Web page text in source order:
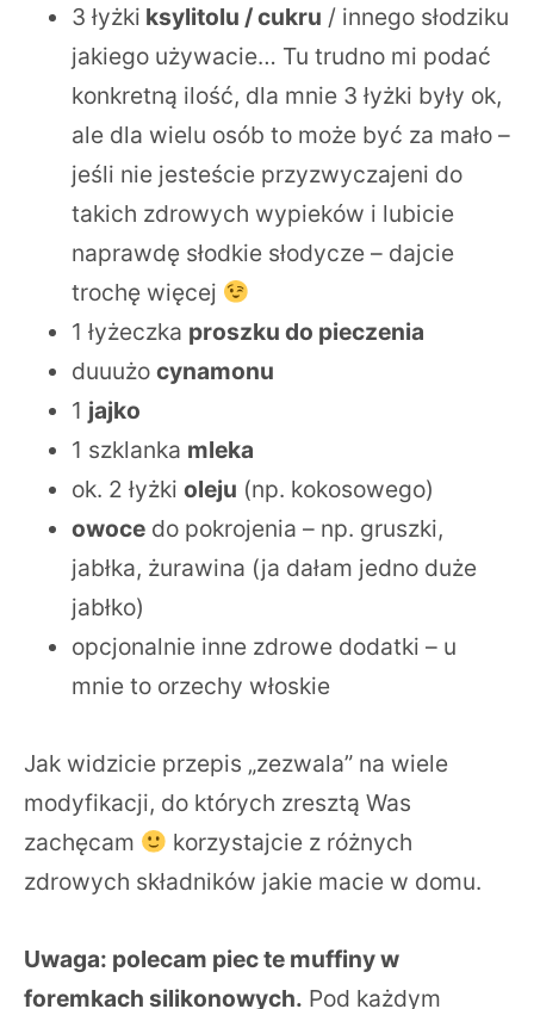
3 łyżki ksylitolu / cukru / innego słodziku
jakiego używacie… Tu trudno mi podać
konkretną ilość, dla mnie 3 łyżki były ok,
ale dla wielu osób to może być za mało –
jeśli nie jesteście przyzwyczajeni do
takich zdrowych wypieków i lubicie
naprawdę słodkie słodycze – dajcie
trochę więcej
1 łyżeczka proszku do pieczenia
duuużo cynamonu
1 jajko
1 szklanka mleka
ok. 2 łyżki oleju (np. kokosowego)
owoce do pokrojenia – np. gruszki,
jabłka, żurawina (ja dałam jedno duże
jabłko)
opcjonalnie inne zdrowe dodatki – u
mnie to orzechy włoskie
Jak widzicie przepis „zezwala” na wiele
modyfikacji, do których zresztą Was
zachęcam
korzystajcie z różnych
zdrowych składników jakie macie w domu.
Uwaga: polecam piec te muffiny w
foremkach silikonowych. Pod każdym